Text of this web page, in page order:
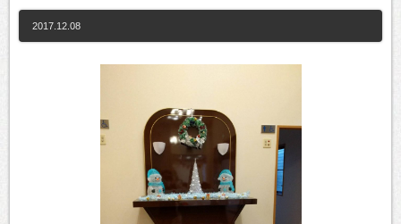
2017.12.08